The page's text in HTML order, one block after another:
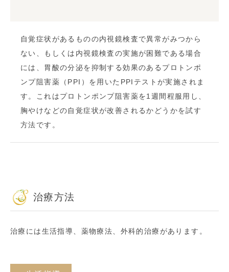
自覚症状があるものの内視鏡検査で異常がみつから
ない、もしくは内視鏡検査の実施が困難である場合
には、胃酸の分泌を抑制する効果のあるプロトンポ
ンプ阻害薬（PPI）を用いたPPIテストが実施されま
す。これはプロトンポンプ阻害薬を1週間程服用し、
胸やけなどの自覚症状が改善されるかどうかを試す
方法です。
治療方法
治療には生活指導、薬物療法、外科的治療があります。